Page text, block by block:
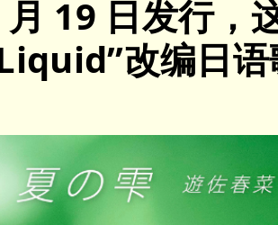
月 19 日发行，
改编日语